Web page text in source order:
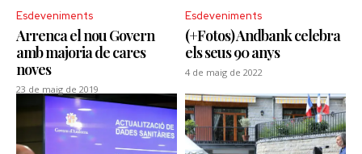
Esdeveniments
Arrenca el nou Govern
amb majoria de cares
noves
23 de maig de 2019
Esdeveniments
(+Fotos) Andbank celebra
els seus 90 anys
4 de maig de 2022